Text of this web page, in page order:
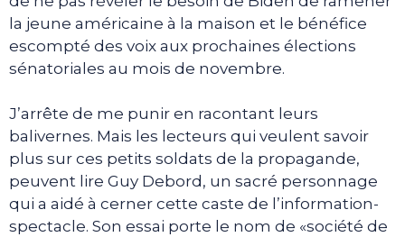
la jeune américaine à la maison et le bénéfice
escompté des voix aux prochaines élections
sénatoriales au mois de novembre.
J’arrête de me punir en racontant leurs
balivernes. Mais les lecteurs qui veulent savoir
plus sur ces petits soldats de la propagande,
peuvent lire Guy Debord, un sacré personnage
qui a aidé à cerner cette caste de l’information-
spectacle. Son essai porte le nom de «société de